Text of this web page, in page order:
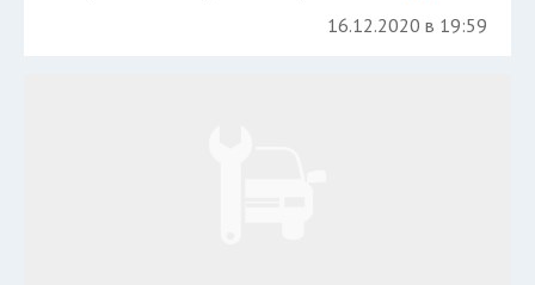
16.12.2020 в 19:59